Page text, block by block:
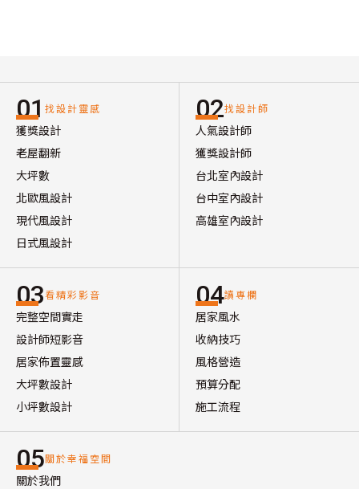
01 找設計靈感
獲獎設計
老屋翻新
大坪數
北歐風設計
現代風設計
日式風設計
02找設計師
人氣設計師
獲獎設計師
台北室內設計
台中室內設計
高雄室內設計
03看精彩影音
完整空間實走
設計師短影音
居家佈置靈感
大坪數設計
小坪數設計
04讀專欄
居家風水
收納技巧
風格營造
預算分配
施工流程
05關於幸福空間
關於我們